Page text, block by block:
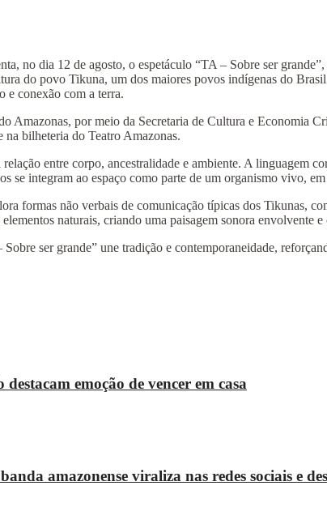
no dia 12 de agosto, o espetáculo “TA – Sobre ser
do povo Tikuna, um dos maiores povos indígenas do
e conexão com a terra.
Amazonas, por meio da Secretaria de Cultura e Economia
na bilheteria do Teatro Amazonas.
entre corpo, ancestralidade e ambiente. A linguagem
se integram ao espaço como parte de um organismo vivo,
formas não verbais de comunicação típicas dos Tikunas,
naturais, criando uma paisagem sonora envolvente e
ser grande” une tradição e contemporaneidade,
emoção de vencer em casa
amazonense viraliza nas redes sociais e